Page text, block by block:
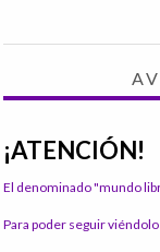
¡ATENCIÓN!
El denominado "mundo
Para poder seguir